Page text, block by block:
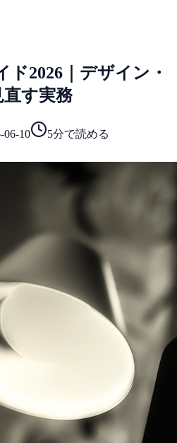
ド2026｜デザイン・
直す実務
06-10 5分で読める